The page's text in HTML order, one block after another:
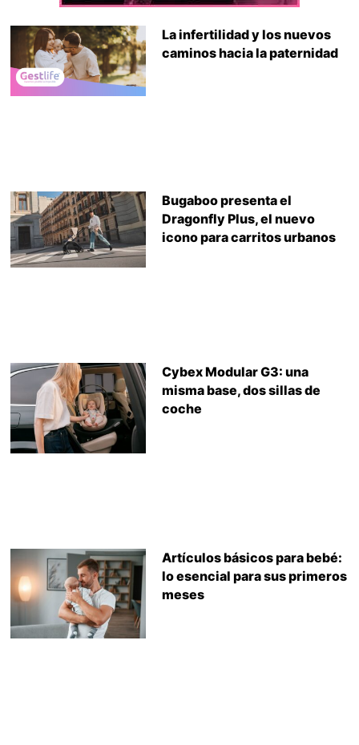
La infertilidad y los nuevos
caminos hacia la paternidad
Bugaboo presenta el
Dragonfly Plus, el nuevo
icono para carritos urbanos
Cybex Modular G3: una
misma base, dos sillas de
coche
Artículos básicos para bebé:
lo esencial para sus primeros
meses